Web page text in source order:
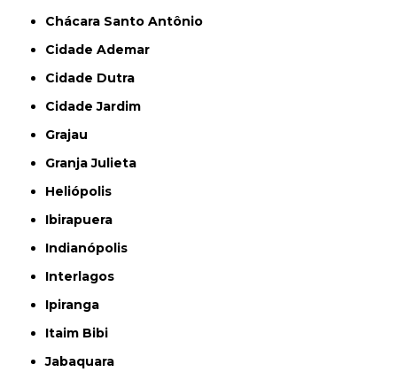
Chácara Santo Antônio
Cidade Ademar
Cidade Dutra
Cidade Jardim
Grajau
Granja Julieta
Heliópolis
Ibirapuera
Indianópolis
Interlagos
Ipiranga
Itaim Bibi
Jabaquara